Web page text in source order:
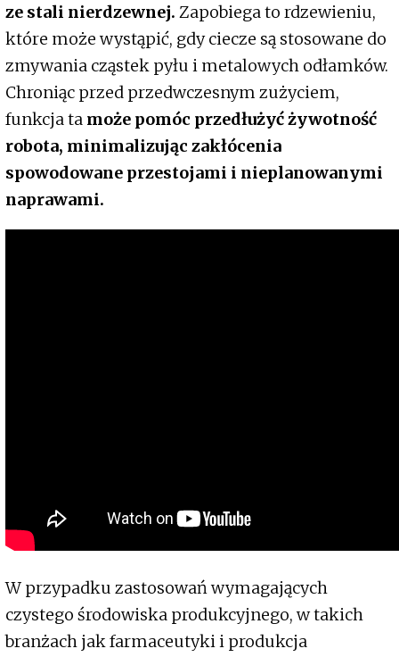
ze stali nierdzewnej. Zapobiega to rdzewieniu,
które może wystąpić, gdy ciecze są stosowane do
zmywania cząstek pyłu i metalowych odłamków.
Chroniąc przed przedwczesnym zużyciem,
funkcja ta może pomóc przedłużyć żywotność
robota, minimalizując zakłócenia
spowodowane przestojami i nieplanowanymi
naprawami.
W przypadku zastosowań wymagających
czystego środowiska produkcyjnego, w takich
branżach jak farmaceutyki i produkcja